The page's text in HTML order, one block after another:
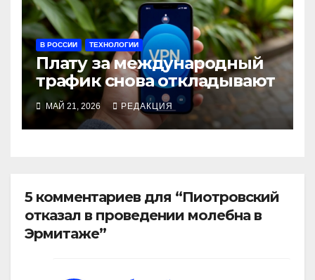
В РОССИИ ТЕХНОЛОГИИ
Плату за международный
трафик снова откладывают
МАЙ 21, 2026 РЕДАКЦИЯ
5 комментариев для “Пиотровский
отказал в проведении молебна в
Эрмитаже”